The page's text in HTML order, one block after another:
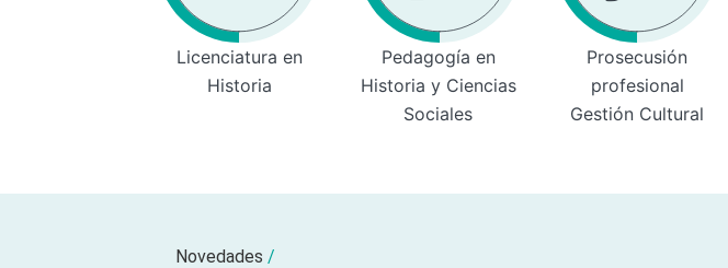
Licenciatura en
Historia
Pedagogía en
Historia y Ciencias
Sociales
Prosecusión
profesional
Gestión Cultural
Novedades /